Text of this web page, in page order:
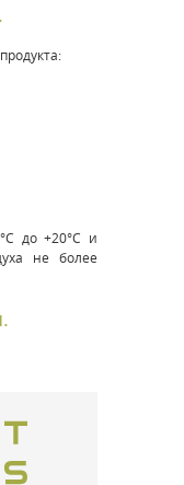
до +20°С и
не более